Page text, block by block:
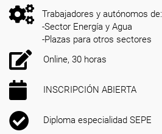
Trabajadores y autónomos de:
-Sector Energía y Agua
-Plazas para otros sectores
Online, 30 horas
INSCRIPCIÓN ABIERTA
Diploma especialidad SEPE